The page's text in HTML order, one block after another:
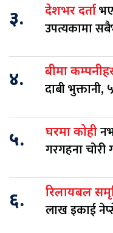
३. देशभर दर्ता
उपत्यकामा
४. बीमा
दाबी भुक्तानी,
५. घरमा कोही
गरगहना चोरी
६. रिलायबल
लाख इकाई